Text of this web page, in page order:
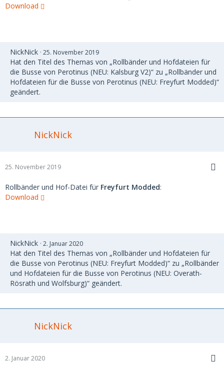
Download
NickNick 25. November 2019
Hat den Titel des Themas von „Rollbänder und Hofdateien für
die Busse von Perotinus (NEU: Kalsburg V2)“ zu „Rollbänder und
Hofdateien für die Busse von Perotinus (NEU: Freyfurt Modded)“
geändert.
NickNick
25. November 2019
Rollbänder und Hof-Datei für Freyfurt Modded:
Download
NickNick 2. Januar 2020
Hat den Titel des Themas von „Rollbänder und Hofdateien für
die Busse von Perotinus (NEU: Freyfurt Modded)“ zu „Rollbänder
und Hofdateien für die Busse von Perotinus (NEU: Overath-
Rösrath und Wolfsburg)“ geändert.
NickNick
2. Januar 2020